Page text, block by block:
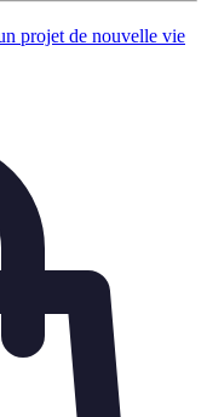
projet de nouvelle vie